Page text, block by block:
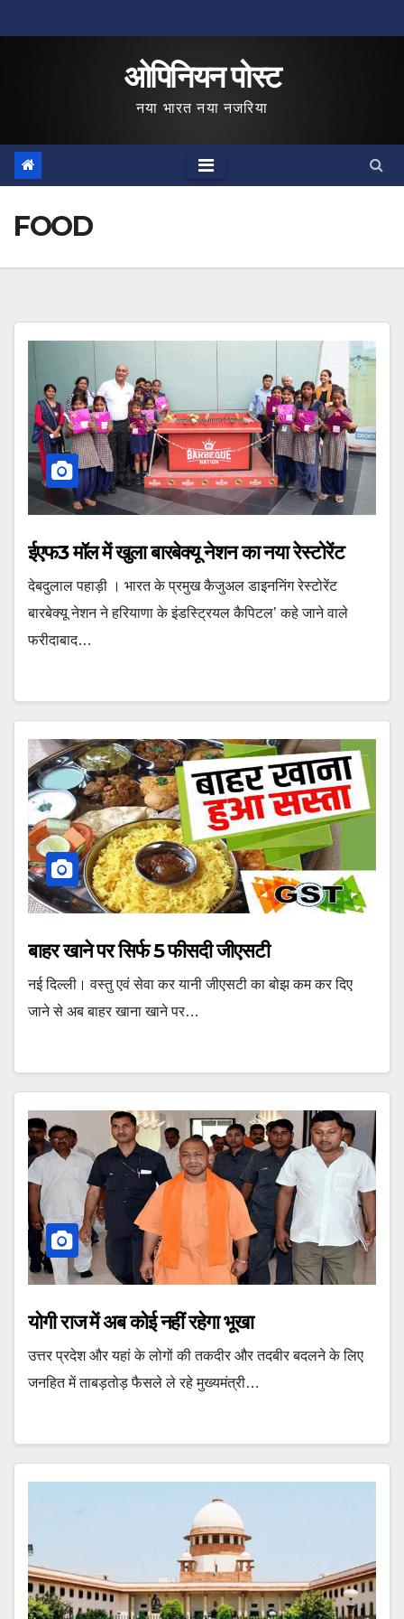
to
ओपिनियन पोस्ट
नया भारत नया नजरिया
FOOD
ईएफ3 मॉल में खुला बारबेक्यू नेशन का नया रेस्टोरेंट
देबदुलाल पहाड़ी । भारत के प्रमुख कैजुअल डाइननिंग रेस्टोरेंट
बारबेक्यू नेशन ने हरियाणा के इंडस्ट्रियल कैपिटल’ कहे जाने वाले
फरीदाबाद…
बाहर खाने पर सिर्फ 5 फीसदी जीएसटी
नई दिल्ली। वस्‍तु एवं सेवा कर यानी जीएसटी का बोझ कम कर दिए
जाने से अब बाहर खाना खाने पर…
योगी राज में अब कोई नहीं रहेगा भूखा
उत्तर प्रदेश और यहां के लोगों की तकदीर और तदबीर बदलने के लिए
जनहित में ताबड़तोड़ फैसले ले रहे मुख्यमंत्री…